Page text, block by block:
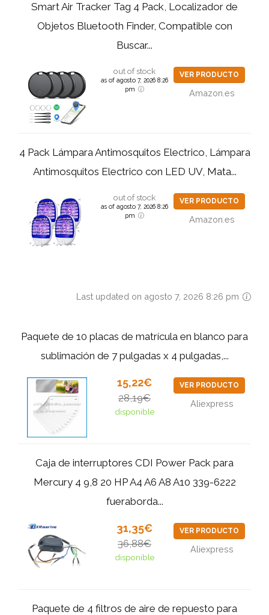
Smart Air Tracker Tag 4 Pack, Localizador de
Objetos Bluetooth Finder, Compatible con
Buscar...
out of stock
as of agosto 7, 2026 8:26
pm
VER PRODUCTO
Amazon.es
4 Pack Lámpara Antimosquitos Electrico, Lámpara
Antimosquitos Electrico con LED UV, Mata...
out of stock
as of agosto 7, 2026 8:26
pm
VER PRODUCTO
Amazon.es
Last updated on agosto 7, 2026 8:26 pm
Paquete de 10 placas de matrícula en blanco para
sublimación de 7 pulgadas x 4 pulgadas,...
15,22€
28,19€
disponible
VER PRODUCTO
Aliexpress
Caja de interruptores CDI Power Pack para
Mercury 4 9,8 20 HP A4 A6 A8 A10 339-6222
fueraborda...
31,35€
36,88€
disponible
VER PRODUCTO
Aliexpress
Paquete de 4 filtros de aire de repuesto para